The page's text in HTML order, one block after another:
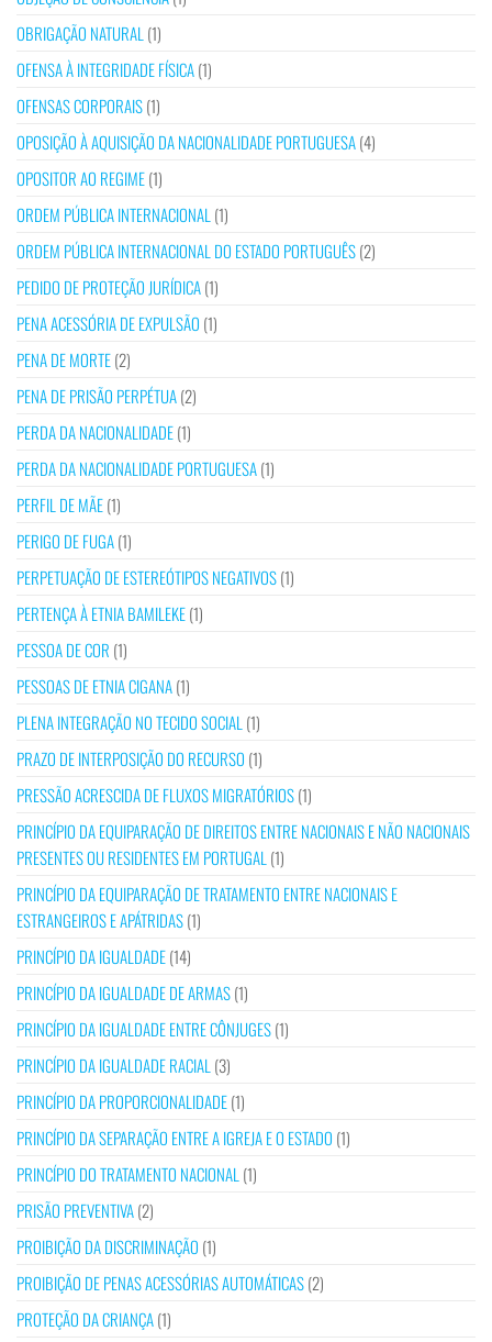
OBRIGAÇÃO NATURAL (1)
OFENSA À INTEGRIDADE FÍSICA(1)
OFENSAS CORPORAIS(1)
OPOSIÇÃO À AQUISIÇÃO DA NACIONALIDADE PORTUGUESA(4)
OPOSITOR AO REGIME(1)
ORDEM PÚBLICA INTERNACIONAL (1)
ORDEM PÚBLICA INTERNACIONAL DO ESTADO PORTUGUÊS(2)
PEDIDO DE PROTEÇÃO JURÍDICA(1)
PENA ACESSÓRIA DE EXPULSÃO (1)
PENA DE MORTE(2)
PENA DE PRISÃO PERPÉTUA(2)
PERDA DA NACIONALIDADE(1)
PERDA DA NACIONALIDADE PORTUGUESA(1)
PERFIL DE MÃE(1)
PERIGO DE FUGA(1)
PERPETUAÇÃO DE ESTEREÓTIPOS NEGATIVOS(1)
PERTENÇA À ETNIA BAMILEKE(1)
PESSOA DE COR (1)
PESSOAS DE ETNIA CIGANA(1)
PLENA INTEGRAÇÃO NO TECIDO SOCIAL (1)
PRAZO DE INTERPOSIÇÃO DO RECURSO (1)
PRESSÃO ACRESCIDA DE FLUXOS MIGRATÓRIOS(1)
PRINCÍPIO DA EQUIPARAÇÃO DE DIREITOS ENTRE NACIONAIS E NÃO NACIONAIS
PRESENTES OU RESIDENTES EM PORTUGAL (1)
PRINCÍPIO DA EQUIPARAÇÃO DE TRATAMENTO ENTRE NACIONAIS E
ESTRANGEIROS E APÁTRIDAS(1)
PRINCÍPIO DA IGUALDADE(14)
PRINCÍPIO DA IGUALDADE DE ARMAS(1)
PRINCÍPIO DA IGUALDADE ENTRE CÔNJUGES(1)
PRINCÍPIO DA IGUALDADE RACIAL (3)
PRINCÍPIO DA PROPORCIONALIDADE(1)
PRINCÍPIO DA SEPARAÇÃO ENTRE A IGREJA E O ESTADO (1)
PRINCÍPIO DO TRATAMENTO NACIONAL (1)
PRISÃO PREVENTIVA(2)
PROIBIÇÃO DA DISCRIMINAÇÃO (1)
PROIBIÇÃO DE PENAS ACESSÓRIAS AUTOMÁTICAS(2)
PROTEÇÃO DA CRIANÇA(1)